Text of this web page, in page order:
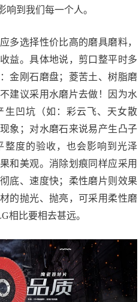
响到我们每一个人。
多选择性价比高的磨具磨料，
益。具体地说，剪口整平时多
金刚石磨盘；菱苦土、树脂磨
建议采用水磨片去做！因为水
生凹坑（如：彩云飞、天女散
象；对水磨石来说易产生凸子
整度的验收，也会影响到光泽
和美观。消除划痕同样应采用
底、速度快；柔性磨片则效果
的抛光、抛亮，可采用柔性磨
相比要相去甚远。